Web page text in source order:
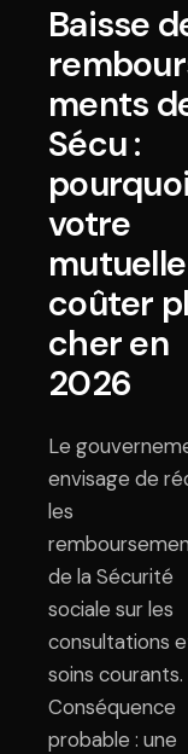
Baisse
ments
Sécu :
pourquoi
votre
coûter
cher en
2026
Le
envisage de
les
de la Sécurité
sociale sur les
consultations
soins courants.
Conséquence
probable : une